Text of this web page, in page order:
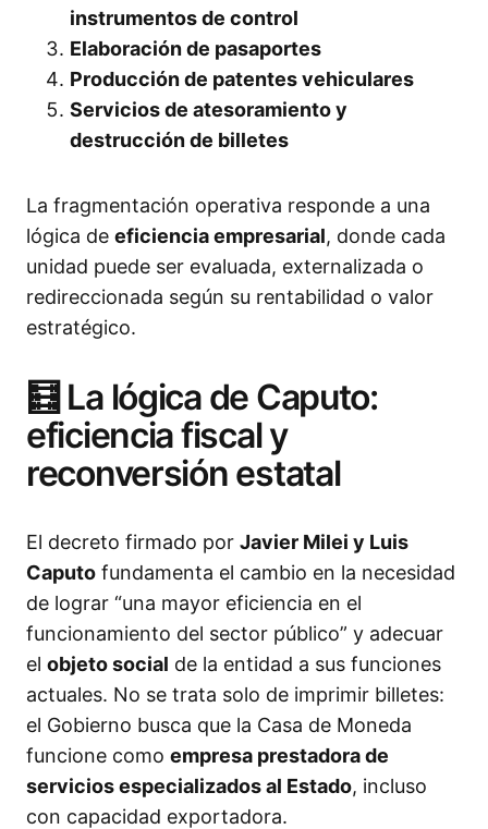
instrumentos de control
Elaboración de pasaportes
Producción de patentes vehiculares
Servicios de atesoramiento y
destrucción de billetes
La fragmentación operativa responde a una
lógica de eficiencia empresarial, donde cada
unidad puede ser evaluada, externalizada o
redireccionada según su rentabilidad o valor
estratégico.
🧮 La lógica de Caputo:
eficiencia fiscal y
reconversión estatal
El decreto firmado por Javier Milei y Luis
Caputo fundamenta el cambio en la necesidad
de lograr “una mayor eficiencia en el
funcionamiento del sector público” y adecuar
el objeto social de la entidad a sus funciones
actuales. No se trata solo de imprimir billetes:
el Gobierno busca que la Casa de Moneda
funcione como empresa prestadora de
servicios especializados al Estado, incluso
con capacidad exportadora.